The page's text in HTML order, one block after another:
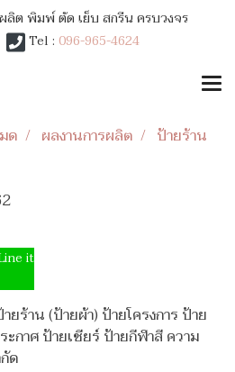
ต พิมพ์ ตัด เย็บ สกรีน ครบวงจร
Tel : 096-965-4624
ด ผลงานการผลิต ป้ายร้าน
ร้าน (ป้ายผ้า) ป้ายโครงการ ป้าย
กาศ ป้ายเชียร์ ป้ายกีฬาสี ความ
ด